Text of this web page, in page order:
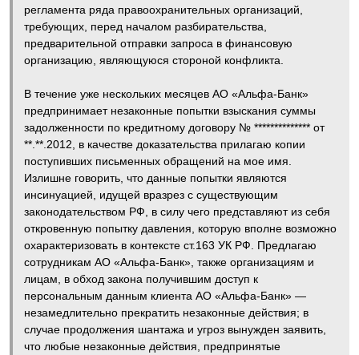
регламента ряда правоохранительных организаций,
требующих, перед началом разбирательства,
предварительной отправки запроса в финансовую
организацию, являющуюся стороной конфликта.
В течение уже нескольких месяцев АО «Альфа-Банк»
предпринимает незаконные попытки взыскания суммы
задолженности по кредитному договору № ************** от
**.**.2012, в качестве доказательства прилагаю копии
поступивших письменных обращений на мое имя.
Излишне говорить, что данные попытки являются
инсинуацией, идущей вразрез с существующим
законодательством РФ, в силу чего представляют из себя
откровенную попытку давления, которую вполне возможно
охарактеризовать в контексте ст.163 УК РФ. Предлагаю
сотрудникам АО «Альфа-Банк», также организациям и
лицам, в обход закона получившим доступ к
персональным данным клиента АО «Альфа-Банк» —
незамедлительно прекратить незаконные действия; в
случае продолжения шантажа и угроз вынужден заявить,
что любые незаконные действия, предпринятые